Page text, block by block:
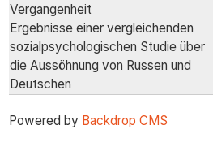
Vergangenheit
Ergebnisse einer vergleichenden
sozialpsychologischen Studie über
die Aussöhnung von Russen und
Deutschen
Powered by Backdrop CMS